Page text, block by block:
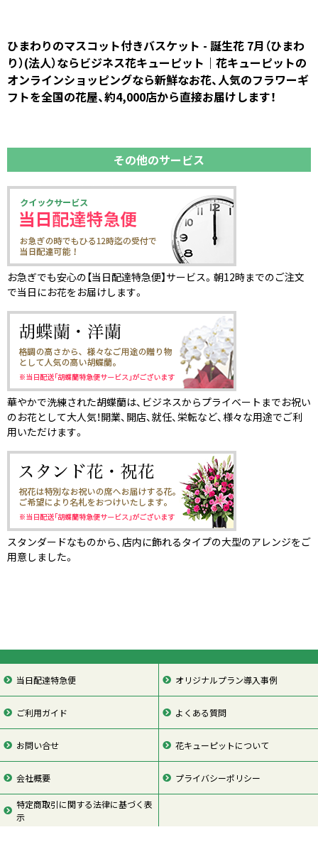
ひまわりのマスコット付きバスケット - 誕生花 7月（ひまわ
り）(法人）ならビジネス花キューピット｜花キューピットの
オンラインショッピングなら新鮮なお花、人気のフラワーギ
フトを全国の花屋、約4,000店から直接お届けします！
その他のサービス
お急ぎでも安心の【当日配達特急便】サービス。朝12時までのご注文
で当日にお花をお届けします。
華やかで洗練された胡蝶蘭は、ビジネスからプライベートまでお祝い
のお花として大人気！開業、開店、就任、栄転など、様々な用途でご利
用いただけます。
スタンダードなものから、店内に飾れるタイプの大型のアレンジをご
用意しました。
当日配達特急便 オリジナルプラン導入事例
ご利用ガイド よくある質問
お問い合せ 花キューピットについて
会社概要 プライバシーポリシー
特定商取引に関する法律に基づく表
示